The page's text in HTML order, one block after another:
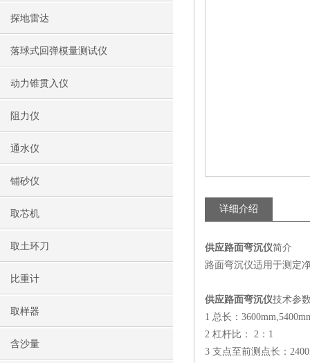
探地雷达
落球式回弹模量测试仪
动力锥贯入仪
阻力仪
通水仪
铺砂仪
取芯机
取土环刀
比重计
取样器
含沙量
详细介绍
供应路面弯沉仪简介
路面弯沉仪适用于测定
供应路面弯沉仪技术参
1 总长：
2 杠杆比： 2：1
3 支点至前测点长：